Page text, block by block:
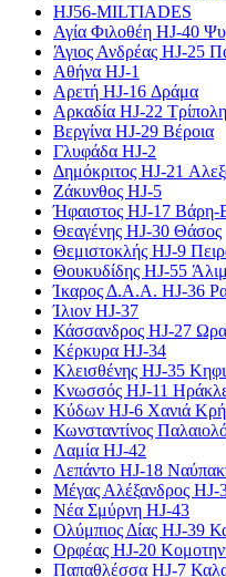
HJ56-MILTIADES
Αγία Φιλοθέη HJ-40
Άγιος Ανδρέας HJ-25
Αθήνα HJ-1
Αρετή HJ-16 Δράμα
Αρκαδία HJ-22 Τρίπολη
Βεργίνα HJ-29 Βέροια
Γλυφάδα HJ-2
Δημόκριτος HJ-21
Ζάκυνθος HJ-5
Ήφαιστος HJ-17 Βάρη-
Θεαγένης HJ-30 Θάσος
Θεμιστοκλής HJ-9
Θουκυδίδης HJ-55
Ίκαρος Δ.Α.Α. HJ-36
Ίλιον HJ-37
Κάσσανδρος HJ-27
Κέρκυρα HJ-34
Κλεισθένης HJ-35
Κνωσσός HJ-11
Κύδων HJ-6 Χανιά
Κωνσταντίνος
Λαμία HJ-42
Λεπάντο HJ-18
Μέγας Αλέξανδρος HJ-
Νέα Σμύρνη HJ-43
Ολύμπιος Δίας HJ-39
Ορφέας HJ-20
Παπαθλέσσα HJ-7